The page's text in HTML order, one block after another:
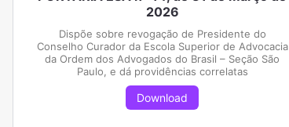
2026
Dispõe sobre revogação de Presidente do
Conselho Curador da Escola Superior de Advocacia
da Ordem dos Advogados do Brasil – Seção São
Paulo, e dá providências correlatas
Download